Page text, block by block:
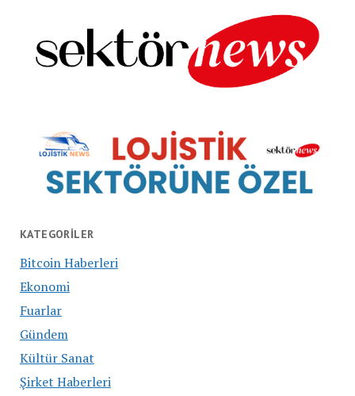
KATEGORILER
Bitcoin Haberleri
Ekonomi
Fuarlar
Gündem
Kültür Sanat
Şirket Haberleri